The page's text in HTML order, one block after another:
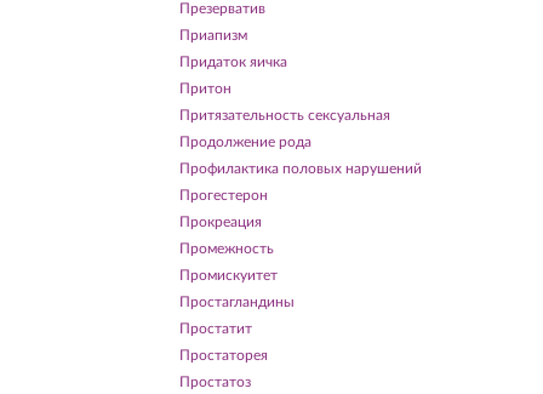
Презерватив
Приапизм
Придаток яичка
Притон
Притязательность сексуальная
Продолжение рода
Профилактика половых нарушений
Прогестерон
Прокреация
Промежность
Промискуитет
Простагландины
Простатит
Простаторея
Простатоз